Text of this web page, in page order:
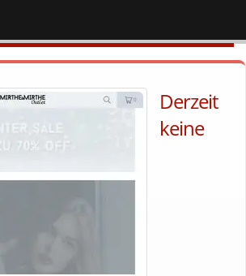
Derzeit
keine